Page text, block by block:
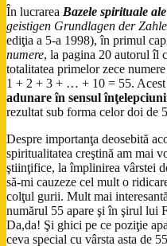
În lucrarea Bazele spirituale
geistigen Grundlagen der
ediţia a 5-a 1998), în primul
numere, la pagina 20 autorul îl
totalitatea primelor zece
1 + 2 + 3 + … + 10 = 55. Acest
adunare în sensul
rezultat sub forma celor doi de
Despre importanţa deosebită
spiritualitatea creştină am mai
ştiinţifice, la împlinirea vârstei
să-mi cauzeze cel mult o
colţul gurii. Mult mai
numărul 55 apare şi în şirul
Da,da! Şi ghici pe ce poziţie
ceva special cu vârsta asta de